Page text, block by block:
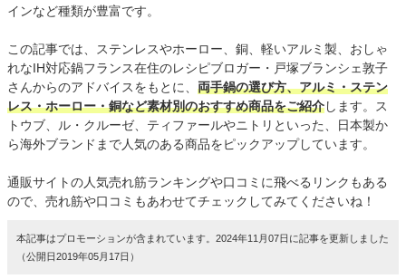
インなど種類が豊富です。
この記事では、ステンレスやホーロー、銅、軽いアルミ製、おしゃ
れなIH対応鍋フランス在住のレシピブロガー・戸塚ブランシェ敦子
さんからのアドバイスをもとに、 両手鍋の選び方、アルミ・ステン
レス・ホーロー・銅など素材別のおすすめ商品をご紹介します。ス
トウブ、ル・クルーゼ、ティファールやニトリといった、日本製か
ら海外ブランドまで人気のある商品をピックアップしています。
通販サイトの人気売れ筋ランキングや口コミに飛べるリンクもある
ので、売れ筋や口コミもあわせてチェックしてみてくださいね！
本記事はプロモーションが含まれています。2024年11月07日に記事を更新しました
（公開日2019年05月17日）